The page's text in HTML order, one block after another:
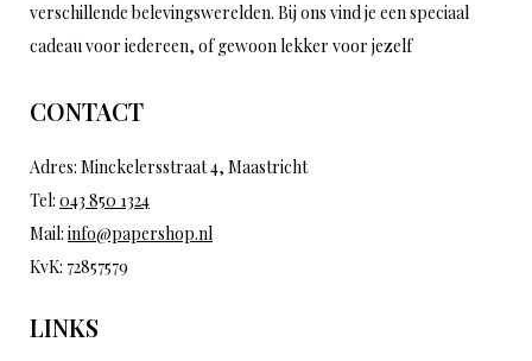
verschillende belevingswerelden. Bij ons vind je een speciaal
cadeau voor iedereen, of gewoon lekker voor jezelf
CONTACT
Adres: Minckelersstraat 4, Maastricht
Tel: 043 850 1324
Mail: info@papershop.nl
KvK: 72857579
LINKS